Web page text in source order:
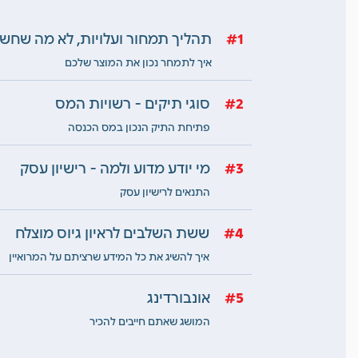
1 תהליך תמחור ועלויות, לא מה
איך לתמחר נכון את המוצר שלכם
2 סוגי תיקים - רשויות המס
פתיחת התיק הנכון במס הכנסה
3 מי יודע מדוע ולמה - רישיון עסק
התנאים לרישיון עסק
4 ששת השלבים לראיון גיוס מוצלח
איך להשיג את כל המידע שרציתם על המרואיין
5 אונבורדינג
המושג שאתם חייבים להכיר